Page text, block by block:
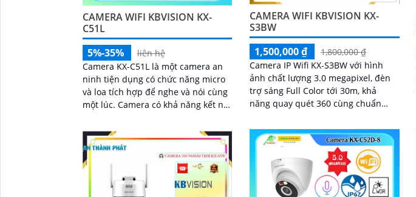
CAMERA WIFI KBVISION KX-
C51L
5%-35%
liên hệ
Camera KX-C51L là một camera an
ninh tiện dụng có chức năng micro
và loa tích hợp để nghe và nói cùng
một lúc. Camera có khả năng kết nối
kép cho hình ảnh sắc nét đến 5
CAMERA WIFI KBVISION KX-
S3BW
1,500,000 ₫
1,800,000 ₫
Camera IP Wifi KX-S3BW với hình
ảnh chất lượng 3.0 megapixel, đèn
trợ sáng Full Color tới 30m, khả
năng quay quét 360 cùng chuẩn
động và thu được...